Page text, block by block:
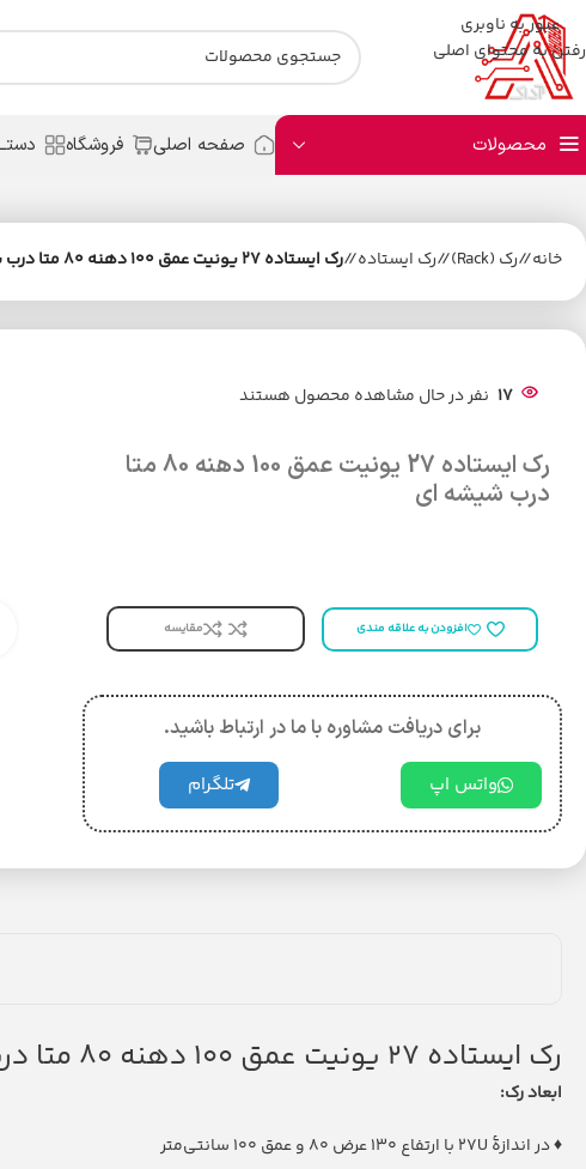
عبور به ناوبری
رفتن به محتوای اصلی
محصولات صفحه اصلی فروشگاه
خانه/ رک (Rack) / رک ایستاده/رک ایستاده 27 یونیت عمق 100 دهنه 80 متا درب شیشه ای
17 نفر در حال مشاهده محصول هستند
رک ایستاده 27 یونیت عمق 100 دهنه 80 متا
درب شیشه ای
افزودن به علاقه مندی مقایسه
برای دریافت مشاوره با ما در ارتباط باشید.
واتس اپ تلگرام
رک ایستاده 27 یونیت عمق 100 دهنه 80 متا درب شیشه ای
ابعاد رک:
♦ در اندازۀ 27U با ارتفاع 130 عرض 80 و عمق 100 سانتی‌متر